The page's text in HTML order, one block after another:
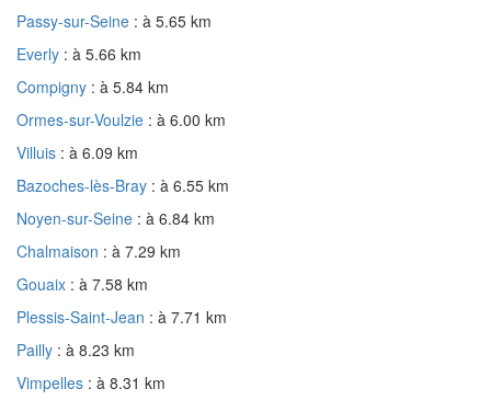
Passy-sur-Seine : à 5.65 km
Everly : à 5.66 km
Compigny : à 5.84 km
Ormes-sur-Voulzie : à 6.00 km
Villuis : à 6.09 km
Bazoches-lès-Bray : à 6.55 km
Noyen-sur-Seine : à 6.84 km
Chalmaison : à 7.29 km
Gouaix : à 7.58 km
Plessis-Saint-Jean : à 7.71 km
Pailly : à 8.23 km
Vimpelles : à 8.31 km